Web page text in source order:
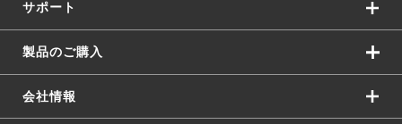
サポート
製品のご購入
会社情報